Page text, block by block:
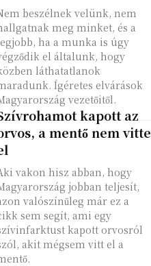
beszélnek velünk, nem
meg minket, és a
ha a munka is úgy
el általunk, hogy
láthatatlanok
Ígéretes elvárások
vezetőitől.
kapott az
a mentő nem vitte
vakon hisz abban, hogy
jobban teljesít,
valószínűleg már ez a
sem segít, ami egy
kapott orvosról
akit mégsem vitt el a